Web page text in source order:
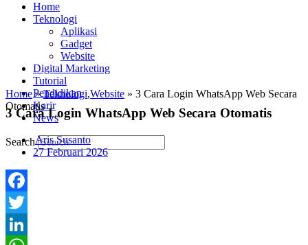
Home
Teknologi
Aplikasi
Gadget
Website
Digital Marketing
Tutorial
Pendidikan
Karir
News
Search
Home»Teknologi,Website » 3 Cara Login WhatsApp Web Secara
Otomatis
3 Cara Login WhatsApp Web Secara Otomatis
Aris Susanto
27 Februari 2026
Facebook
Twitter